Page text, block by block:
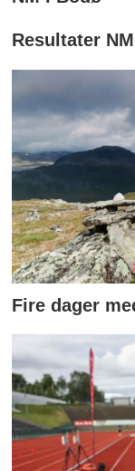
Resultater
Fire dager